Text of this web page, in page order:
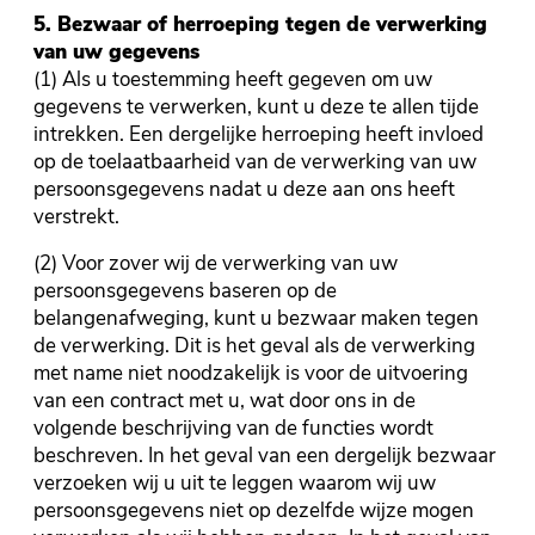
5. Bezwaar of herroeping tegen de verwerking
van uw gegevens
(1) Als u toestemming heeft gegeven om uw
gegevens te verwerken, kunt u deze te allen tijde
intrekken. Een dergelijke herroeping heeft invloed
op de toelaatbaarheid van de verwerking van uw
persoonsgegevens nadat u deze aan ons heeft
verstrekt.
(2) Voor zover wij de verwerking van uw
persoonsgegevens baseren op de
belangenafweging, kunt u bezwaar maken tegen
de verwerking. Dit is het geval als de verwerking
met name niet noodzakelijk is voor de uitvoering
van een contract met u, wat door ons in de
volgende beschrijving van de functies wordt
beschreven. In het geval van een dergelijk bezwaar
verzoeken wij u uit te leggen waarom wij uw
persoonsgegevens niet op dezelfde wijze mogen